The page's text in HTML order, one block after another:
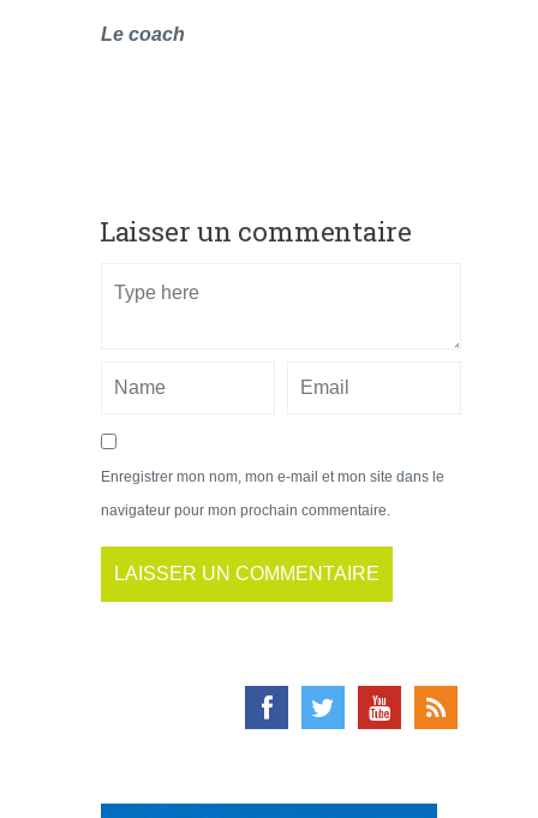
Le coach
Laisser un commentaire
Enregistrer mon nom, mon e-mail et mon site dans le
navigateur pour mon prochain commentaire.